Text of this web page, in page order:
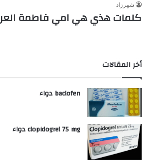
شهرزاد
كلمات هذي هي امي فاطمة
أخر المقالات
baclofen دواء
clopidogrel 75 mg دواء